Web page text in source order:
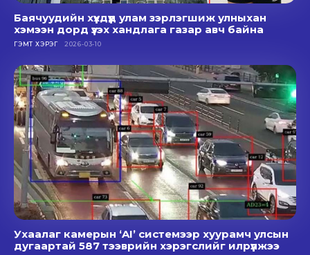
Баячуудийн хүүхдүүд улам зэрлэгшиж улныхан
хэмээн дорд үзэх хандлага газар авч байна
ГЭМТ ХЭРЭГ 2026-03-10
Ухаалаг камерын ‘AI’ системээр хуурамч улсын
дугаартай 587 тээврийн хэрэгслийг илрүүлжээ